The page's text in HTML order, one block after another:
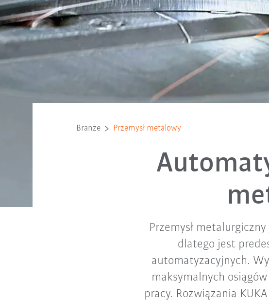
Branże Przemysł metalowy
Przemysł
dlatego jest
automatyzacyjnych.
maksymalnych
pracy. Rozwiązania